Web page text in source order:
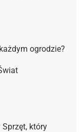
ogrodzie?
który